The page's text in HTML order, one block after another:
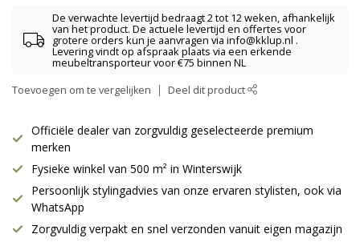
De verwachte levertijd bedraagt 2 tot 12 weken, afhankelijk
van het product. De actuele levertijd en offertes voor
grotere orders kun je aanvragen via info@kklup.nl .
Levering vindt op afspraak plaats via een erkende
meubeltransporteur voor €75 binnen NL
Toevoegen om te vergelijken Deel dit product
Officiële dealer van zorgvuldig geselecteerde premium
merken
Fysieke winkel van 500 m² in Winterswijk
Persoonlijk stylingadvies van onze ervaren stylisten, ook via
WhatsApp
Zorgvuldig verpakt en snel verzonden vanuit eigen magazijn